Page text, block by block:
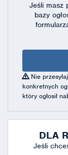
Jeśli masz
bazy
Nie
konkretnych
który ogłosił
DLA
Jeśli